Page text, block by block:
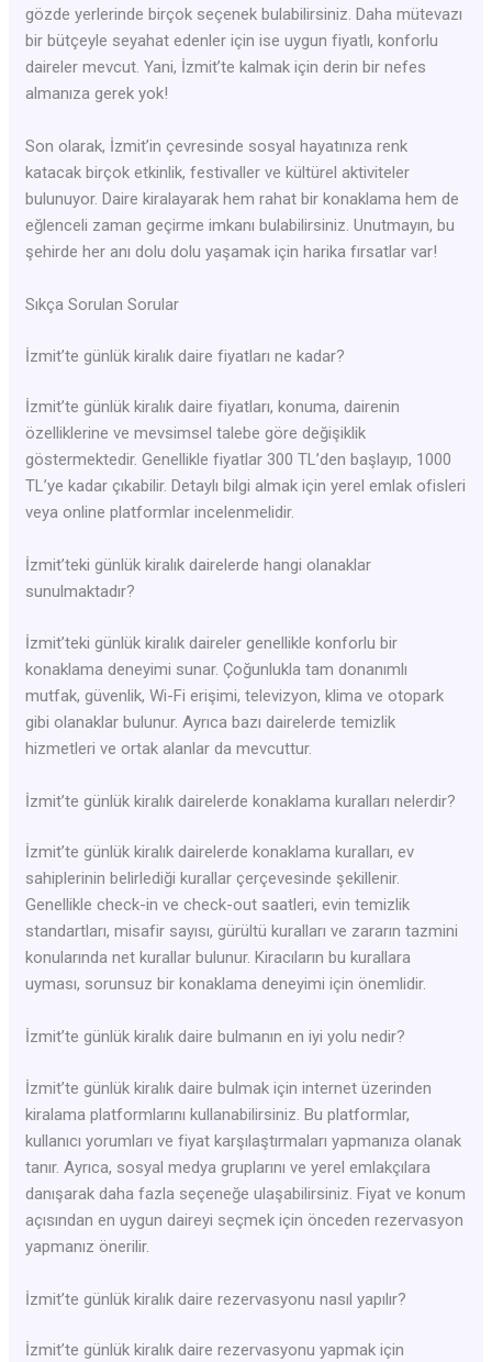
gözde yerlerinde birçok seçenek bulabilirsiniz. Daha mütevazı
bir bütçeyle seyahat edenler için ise uygun fiyatlı, konforlu
daireler mevcut. Yani, İzmit’te kalmak için derin bir nefes
almanıza gerek yok!
Son olarak, İzmit’in çevresinde sosyal hayatınıza renk
katacak birçok etkinlik, festivaller ve kültürel aktiviteler
bulunuyor. Daire kiralayarak hem rahat bir konaklama hem de
eğlenceli zaman geçirme imkanı bulabilirsiniz. Unutmayın, bu
şehirde her anı dolu dolu yaşamak için harika fırsatlar var!
Sıkça Sorulan Sorular
İzmit’te günlük kiralık daire fiyatları ne kadar?
İzmit’te günlük kiralık daire fiyatları, konuma, dairenin
özelliklerine ve mevsimsel talebe göre değişiklik
göstermektedir. Genellikle fiyatlar 300 TL’den başlayıp, 1000
TL’ye kadar çıkabilir. Detaylı bilgi almak için yerel emlak ofisleri
veya online platformlar incelenmelidir.
İzmit’teki günlük kiralık dairelerde hangi olanaklar
sunulmaktadır?
İzmit’teki günlük kiralık daireler genellikle konforlu bir
konaklama deneyimi sunar. Çoğunlukla tam donanımlı
mutfak, güvenlik, Wi-Fi erişimi, televizyon, klima ve otopark
gibi olanaklar bulunur. Ayrıca bazı dairelerde temizlik
hizmetleri ve ortak alanlar da mevcuttur.
İzmit’te günlük kiralık dairelerde konaklama kuralları nelerdir?
İzmit’te günlük kiralık dairelerde konaklama kuralları, ev
sahiplerinin belirlediği kurallar çerçevesinde şekillenir.
Genellikle check-in ve check-out saatleri, evin temizlik
standartları, misafir sayısı, gürültü kuralları ve zararın tazmini
konularında net kurallar bulunur. Kiracıların bu kurallara
uyması, sorunsuz bir konaklama deneyimi için önemlidir.
İzmit’te günlük kiralık daire bulmanın en iyi yolu nedir?
İzmit’te günlük kiralık daire bulmak için internet üzerinden
kiralama platformlarını kullanabilirsiniz. Bu platformlar,
kullanıcı yorumları ve fiyat karşılaştırmaları yapmanıza olanak
tanır. Ayrıca, sosyal medya gruplarını ve yerel emlakçılara
danışarak daha fazla seçeneğe ulaşabilirsiniz. Fiyat ve konum
açısından en uygun daireyi seçmek için önceden rezervasyon
yapmanız önerilir.
İzmit’te günlük kiralık daire rezervasyonu nasıl yapılır?
İzmit’te günlük kiralık daire rezervasyonu yapmak için